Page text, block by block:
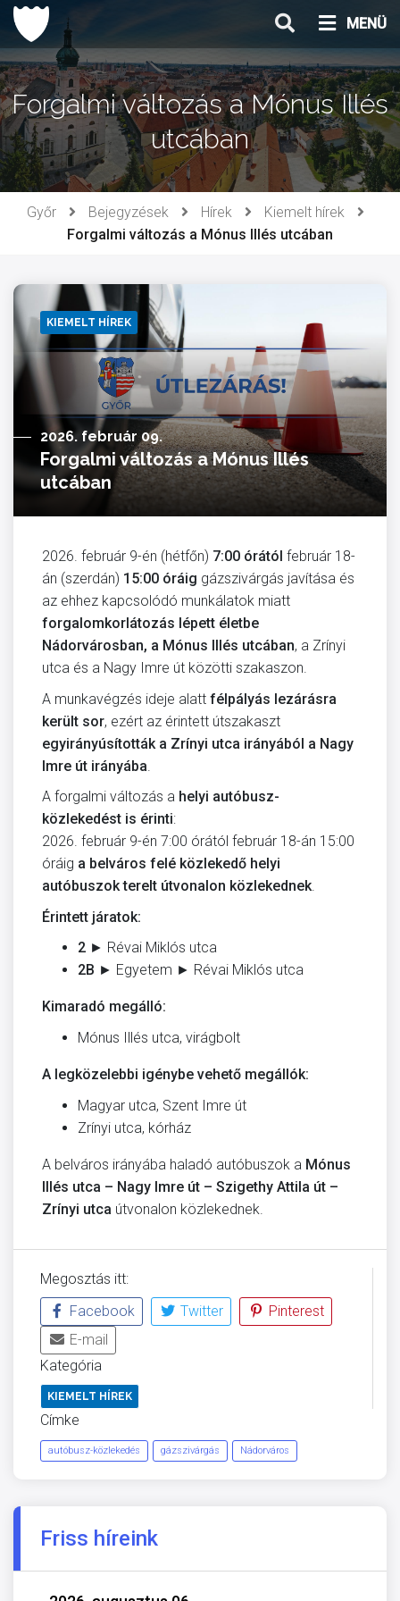
Ugrás
tartalomhoz
MENÜ
Forgalmi változás a Mónus Illés
utcában
Győr Bejegyzések Hírek
Kiemelt hírek
Forgalmi változás a Mónus Illés utcában
KIEMELT HÍREK
2026. február 09.
Forgalmi változás a Mónus Illés
utcában
2026. február 9-én (hétfőn) 7:00 órától február 18-
án (szerdán) 15:00 óráig gázszivárgás javítása és
az ehhez kapcsolódó munkálatok miatt
forgalomkorlátozás lépett életbe
Nádorvárosban, a Mónus Illés utcában, a Zrínyi
utca és a Nagy Imre út közötti szakaszon.
A munkavégzés ideje alatt félpályás lezárásra
került sor, ezért az érintett útszakaszt
egyirányúsították a Zrínyi utca irányából a Nagy
Imre út irányába
A forgalmi változás a helyi autóbusz-
közlekedést is érinti:
2026. február 9-én 7:00 órától február 18-án 15:00
óráig a belváros felé közlekedő helyi
autóbuszok terelt útvonalon közlekednek.
Érintett járatok:
2 ► Révai Miklós utca
2B ► Egyetem ► Révai Miklós utca
Kimaradó megálló:
Mónus Illés utca, virágbolt
A legközelebbi igénybe vehető megállók:
Magyar utca, Szent Imre út
Zrínyi utca, kórház
A belváros irányába haladó autóbuszok a Mónus
Illés utca – Nagy Imre út – Szigethy Attila út –
Zrínyi utca útvonalon közlekednek.
Megosztás itt:
Facebook
Twitter
Pinterest
E-mail
Kategória
KIEMELT HÍREK
Címke
autóbusz-közlekedés gázszivárgás Nádorváros
Friss híreink